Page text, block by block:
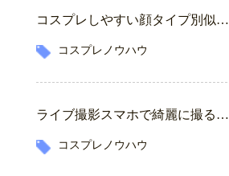
コスプレしやすい顔タイプ別似…
コスプレノウハウ
ライブ撮影スマホで綺麗に撮る…
コスプレノウハウ